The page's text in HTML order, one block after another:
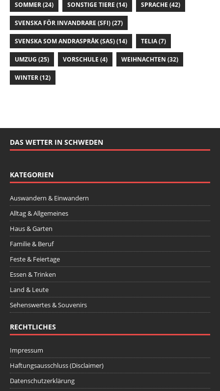
SOMMER(24) SONSTIGE TIERE (14) SPRACHE (42)
SVENSKA FÖR INVANDRARE (SFI)(27)
SVENSKA SOM ANDRASPRÅK (SAS)(14) TELIA(7)
UMZUG (25) VORSCHULE (4) WEIHNACHTEN (32)
WINTER(12)
DAS WETTER IN SCHWEDEN
KATEGORIEN
Auswandern & Einwandern
Alltag & Allgemeines
Haus & Garten
Familie & Beruf
Feste & Feiertage
Essen & Trinken
Land & Leute
Sehenswertes & Souvenirs
RECHTLICHES
Impressum
Haftungsausschluss (Disclaimer)
Datenschutzerklärung